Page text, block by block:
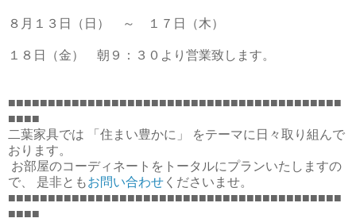
８月１３日（日） ～ １７日（木）
１８日（金） 朝９：３０より営業致します。
■■■■■■■■■■■■■■■■■■■■■■■■■■■■■■■■■■■■■■■■■■
■■■■
二葉家具では 「住まい豊かに」 をテーマに日々取り組んで
おります。
お部屋のコーディネートをトータルにプランいたしますの
で、 是非ともお問い合わせ くださいませ。
■■■■■■■■■■■■■■■■■■■■■■■■■■■■■■■■■■■■■■■■■■
■■■■